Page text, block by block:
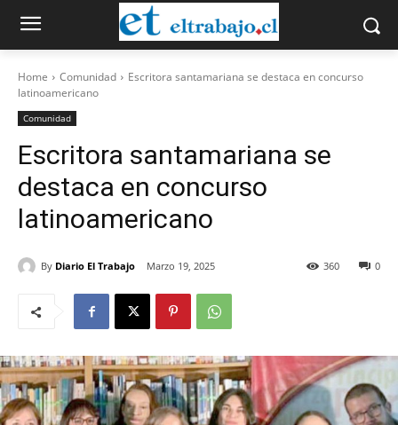
Home Comunidad
Escritora santamariana se destaca en concurso
latinoamericano
Comunidad
Escritora santamariana se
destaca en concurso
latinoamericano
By Diario El Trabajo Marzo 19, 2025 0
360